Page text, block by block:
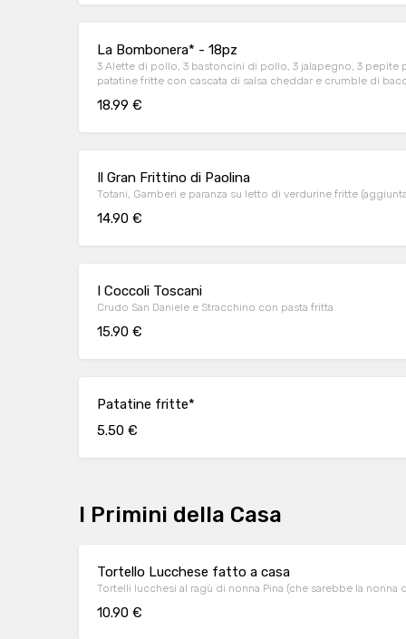
La Bombonera* - 18pz
3 Alette di pollo, 3 bastoncini di pollo, 3 jalapegno, 3 pepite
patatine fritte con cascata di salsa cheddar e crumble di
18.99 €
Il Gran Frittino di Paolina
Totani, Gamberi e paranza su letto di verdurine fritte
14.90 €
I Coccoli Toscani
Crudo San Daniele e Stracchino con pasta fritta
15.90 €
Patatine fritte*
5.50 €
I Primini della Casa
Tortello Lucchese fatto a casa
Tortelli lucchesi al ragù di nonna Pina (che sarebbe la nonna
10.90 €